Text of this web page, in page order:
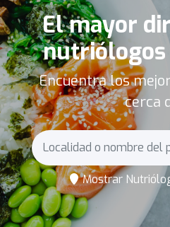
El mayor
nutriólogos
Encuentra los
cerca
Mostrar